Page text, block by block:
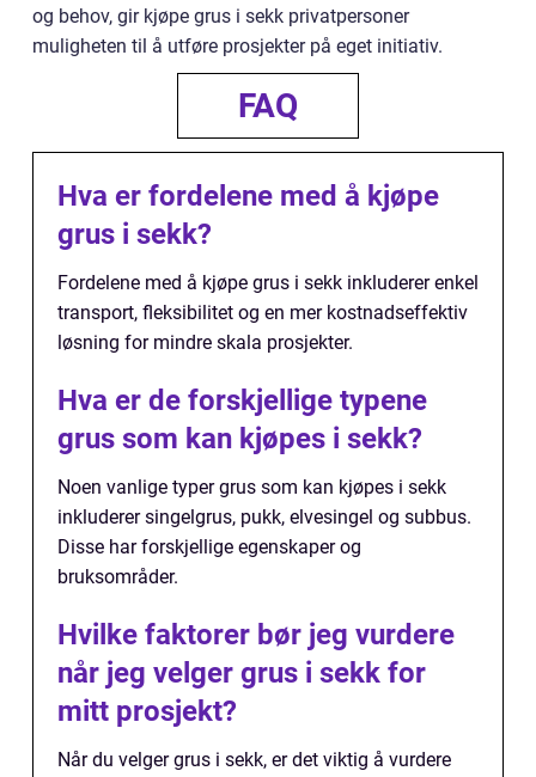
og behov, gir kjøpe grus i sekk privatpersoner
muligheten til å utføre prosjekter på eget initiativ.
FAQ
Hva er fordelene med å kjøpe
grus i sekk?
Fordelene med å kjøpe grus i sekk inkluderer enkel
transport, fleksibilitet og en mer kostnadseffektiv
løsning for mindre skala prosjekter.
Hva er de forskjellige typene
grus som kan kjøpes i sekk?
Noen vanlige typer grus som kan kjøpes i sekk
inkluderer singelgrus, pukk, elvesingel og subbus.
Disse har forskjellige egenskaper og
bruksområder.
Hvilke faktorer bør jeg vurdere
når jeg velger grus i sekk for
mitt prosjekt?
Når du velger grus i sekk, er det viktig å vurdere